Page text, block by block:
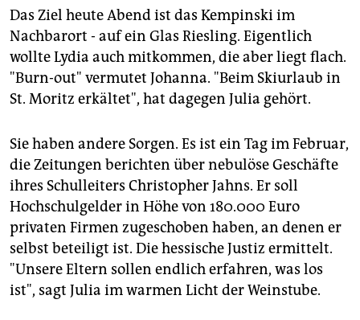
Das Ziel heute Abend ist das Kempinski im
Nachbarort - auf ein Glas Riesling. Eigentlich
wollte Lydia auch mitkommen, die aber liegt flach.
"Burn-out" vermutet Johanna. "Beim Skiurlaub in
St. Moritz erkältet", hat dagegen Julia gehört.
Sie haben andere Sorgen. Es ist ein Tag im Februar,
die Zeitungen berichten über nebulöse Geschäfte
ihres Schulleiters Christopher Jahns. Er soll
Hochschulgelder in Höhe von 180.000 Euro
privaten Firmen zugeschoben haben, an denen er
selbst beteiligt ist. Die hessische Justiz ermittelt.
"Unsere Eltern sollen endlich erfahren, was los
ist", sagt Julia im warmen Licht der Weinstube.